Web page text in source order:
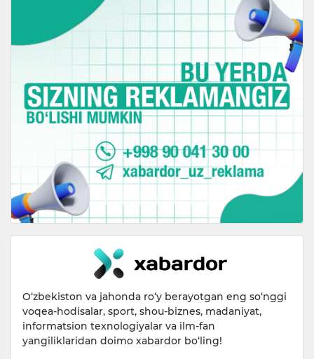
O‘zbekiston va jahonda ro‘y berayotgan eng so‘nggi
voqea-hodisalar, sport, shou-biznes, madaniyat,
informatsion texnologiyalar va ilm-fan
yangiliklaridan doimo xabardor bo‘ling!